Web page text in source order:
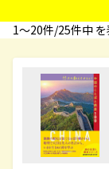
1〜20件/25件中